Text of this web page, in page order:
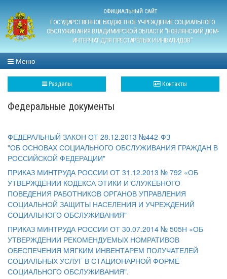
ОФИЦИАЛЬНЫЙ САЙТ
ГОСУДАРСТВЕННОЕ БЮДЖЕТНОЕ УЧРЕЖДЕНИЕ СОЦИАЛЬНОГО
ОБСЛУЖИВАНИЯ ВЛАДИМИРСКОЙ ОБЛАСТИ "НОВЛЯНСКИЙ ДОМ-
ИНТЕРНАТ ДЛЯ ПРЕСТАРЕЛЫХ И ИНВАЛИДОВ"
Меню
Разделы Контакты
Федеральные документы
ФЕДЕРАЛЬНЫЙ ЗАКОН ОТ 28.12.2013 №442-ФЗ
"ОБ ОСНОВАХ СОЦИАЛЬНОГО ОБСЛУЖИВАНИЯ ГРАЖДАН В
РОССИЙСКОЙ ФЕДЕРАЦИИ"
ПРИКАЗ МИНТРУДА РОССИИ ОТ 31.12.2013 № 792 «ОБ
УТВЕРЖДЕНИИ КОДЕКСА ЭТИКИ И СЛУЖЕБНОГО
ПОВЕДЕНИЯ РАБОТНИКОВ ОРГАНОВ УПРАВЛЕНИЯ
СОЦИАЛЬНОЙ ЗАЩИТЫ НАСЕЛЕНИЯ И УЧРЕЖДЕНИЙ
СОЦИАЛЬНОГО ОБСЛУЖИВАНИЯ"
ПРИКАЗ МИНТРУДА РОССИИ ОТ 30.07.2014 № 505Н «ОБ
УТВЕРЖДЕНИИ РЕКОМЕНДУЕМЫХ НОМРАТИВОВ
ОБЕСПЕЧЕНИЯ МЯГКИМ ИНВЕНТАРЕМ ПОЛУЧАТЕЛЕЙ
СОЦИАЛЬНЫХ УСЛУГ В СТАЦИОНАРНОЙ ФОРМЕ
СОЦИАЛЬНОГО ОБСЛУЖИВАНИЯ".